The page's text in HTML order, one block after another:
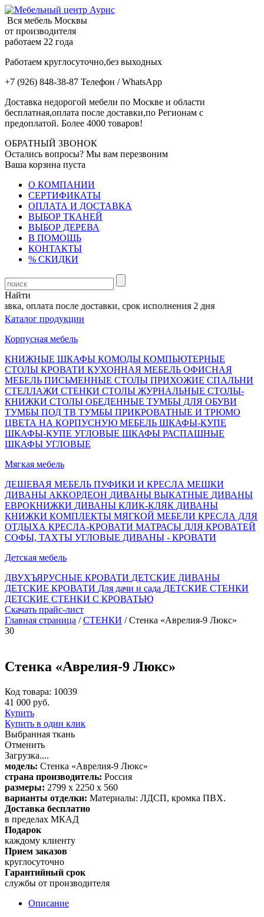
Вся мебель Москвы
от производителя
работаем 22 года
Работаем круглосуточно,без выходных
+7 (926) 848-38-87 Телефон / WhatsApp
Доставка недорогой мебели по Москве и области
бесплатная,оплата после доставки,по Регионам с
предоплатой. Более 4000 товаров!
ОБРАТНЫЙ ЗВОНОК
Остались вопросы? Мы вам перезвоним
Ваша корзина пуста
О КОМПАНИИ
СЕРТИФИКАТЫ
ОПЛАТА И ДОСТАВКА
ВЫБОР ТКАНЕЙ
ВЫБОР ДЕРЕВА
В ПОМОЩЬ
КОНТАКТЫ
% СКИДКИ
Найти
оплата после доставки, срок исполнения 2 дня
Каталог продукции
Корпусная мебель
КНИЖНЫЕ ШКАФЫ КОМОДЫ КОМПЬЮТЕРНЫЕ
СТОЛЫ КРОВАТИ КУХОННАЯ МЕБЕЛЬ ОФИСНАЯ
МЕБЕЛЬ ПИСЬМЕННЫЕ СТОЛЫ ПРИХОЖИЕ СПАЛЬНИ
СТЕЛЛАЖИ СТЕНКИ СТОЛЫ ЖУРНАЛЬНЫЕ СТОЛЫ-
КНИЖКИ СТОЛЫ ОБЕДЕННЫЕ ТУМБЫ ДЛЯ ОБУВИ
ТУМБЫ ПОД ТВ ТУМБЫ ПРИКРОВАТНЫЕ И ТРЮМО
ЦВЕТА НА КОРПУСНУЮ МЕБЕЛЬ ШКАФЫ-КУПЕ
ШКАФЫ-КУПЕ УГЛОВЫЕ ШКАФЫ РАСПАШНЫЕ
ШКАФЫ УГЛОВЫЕ
Мягкая мебель
ДЕШЕВАЯ МЕБЕЛЬ ПУФИКИ И КРЕСЛА МЕШКИ
ДИВАНЫ АККОРДЕОН ДИВАНЫ ВЫКАТНЫЕ ДИВАНЫ
ЕВРОКНИЖКИ ДИВАНЫ КЛИК-КЛЯК ДИВАНЫ
КНИЖКИ КОМПЛЕКТЫ МЯГКОЙ МЕБЕЛИ КРЕСЛА ДЛЯ
ОТДЫХА КРЕСЛА-КРОВАТИ МАТРАСЫ ДЛЯ КРОВАТЕЙ
СОФЫ, ТАХТЫ УГЛОВЫЕ ДИВАНЫ - КРОВАТИ
Детская мебель
ДВУХЪЯРУСНЫЕ КРОВАТИ ДЕТСКИЕ ДИВАНЫ
ДЕТСКИЕ КРОВАТИ Для дачи и сада ДЕТСКИЕ СТЕНКИ
ДЕТСКИЕ СТЕНКИ С КРОВАТЬЮ
Скачать прайс-лист
Главная страница /СТЕНКИ / Стенка «Аврелия-9 Люкс»
30
Стенка «Аврелия-9 Люкс»
Код товара: 10039
41 000 руб.
Купить
Купить в один клик
Выбранная ткань
Отменить
Загрузка....
модель: Стенка «Аврелия-9 Люкс»
страна производитель: Россия
размеры: 2799 х 2250 х 560
варианты отделки: Материалы: ЛДСП, кромка ПВХ.
Доставка бесплатно
в пределах МКАД
Подарок
каждому клиенту
Прием заказов
круглосуточно
Гарантийный срок
службы от производителя
Описание